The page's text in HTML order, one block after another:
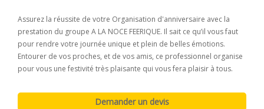
Assurez la réussite de votre Organisation d'anniversaire avec la
prestation du groupe A LA NOCE FEERIQUE. Il sait ce qu’il vous faut
pour rendre votre journée unique et plein de belles émotions.
Entourer de vos proches, et de vos amis, ce professionnel organise
pour vous une festivité très plaisante qui vous fera plaisir à tous.